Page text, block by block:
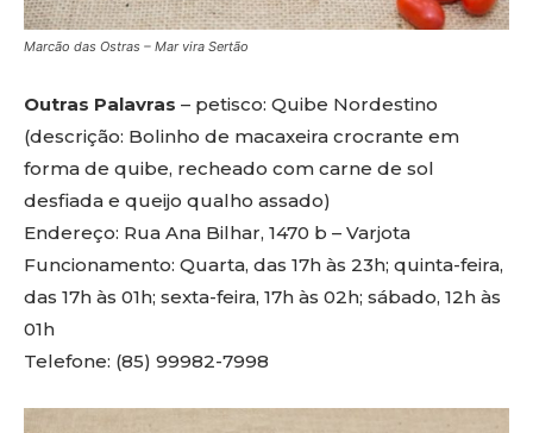
Marcão das Ostras – Mar vira Sertão
Outras Palavras – petisco: Quibe Nordestino
(descrição: Bolinho de macaxeira crocrante em
forma de quibe, recheado com carne de sol
desfiada e queijo qualho assado)
Endereço: Rua Ana Bilhar, 1470 b – Varjota
Funcionamento: Quarta, das 17h às 23h; quinta-feira,
das 17h às 01h; sexta-feira, 17h às 02h; sábado, 12h às
01h
Telefone: (85) 99982-7998